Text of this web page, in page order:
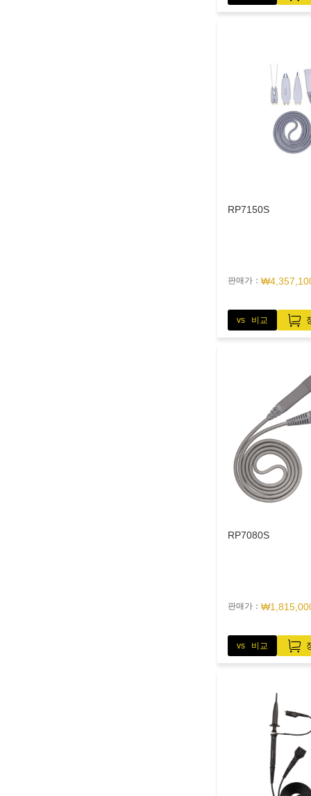
RP7150S
판매가：
vs 비교
RP7080S
판매가：
vs 비교